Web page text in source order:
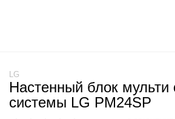
LG
Настенный блок мульти
системы LG PM24SP